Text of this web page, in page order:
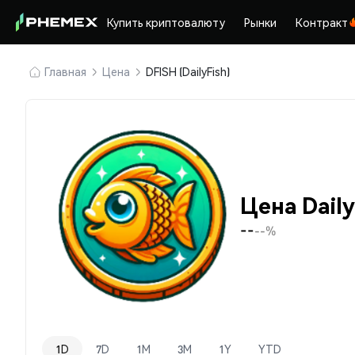
Купить криптовалюту Рынки Контракт
Главная Цена DFISH (DailyFish)
Цена
----%
1D 7D 1M 3M 1Y YTD